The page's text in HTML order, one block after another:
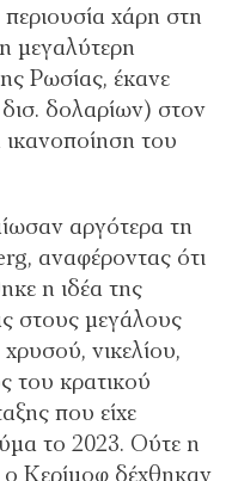
χάρη στη
µεγαλύτερη
Ρωσίας, έκανε
δολαρίων) στον
του
αργότερα τη
αναφέροντας ότι
η ιδέα της
στους µεγάλους
νικελίου,
του κρατικού
που είχε
το 2023. Ούτε η
ο Κερίµοφ δέχθηκαν